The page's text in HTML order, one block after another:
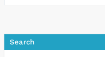
Search